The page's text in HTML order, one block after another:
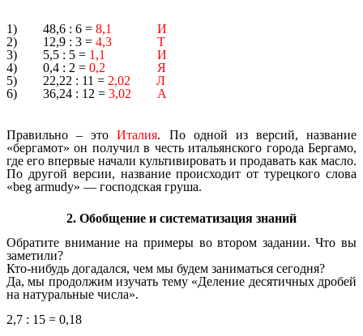
1) 48,6 : 6 = 8,1 И
2) 12,9 : 3 = 4,3 Т
3) 5,5 : 5 = 1,1 И
4) 0,4 : 2 = 0,2 Я
5) 22,22 : 11 = 2,02 Л
6) 36,24 : 12 = 3,02 А
Правильно – этоИталия. По одной из версий, название
«бергамот» он получил в честь итальянского города Бергамо,
где его впервые начали культивировать и продавать как масло.
По другой версии, название происходит от турецкого слова
«beg armudy» — господская груша.
2. Обобщение и систематизация знаний
Обратите внимание на примеры во втором задании. Что вы
заметили?
Кто-нибудь догадался, чем мы будем заниматься сегодня?
Да, мы продолжим изучать тему «Деление десятичных дробей
на натуральные числа».
2,7 : 15 = 0,18